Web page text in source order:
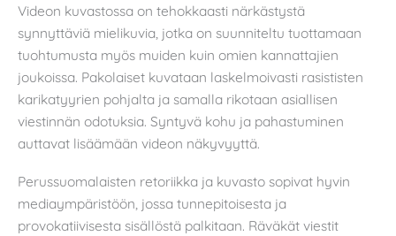
Videon kuvastossa on tehokkaasti närkästystä
synnyttäviä mielikuvia, jotka on suunniteltu tuottamaan
tuohtumusta myös muiden kuin omien kannattajien
joukoissa. Pakolaiset kuvataan laskelmoivasti rasististen
karikatyyrien pohjalta ja samalla rikotaan asiallisen
viestinnän odotuksia. Syntyvä kohu ja pahastuminen
auttavat lisäämään videon näkyvyyttä.
Perussuomalaisten retoriikka ja kuvasto sopivat hyvin
mediaympäristöön, jossa tunnepitoisesta ja
provokatiivisesta sisällöstä palkitaan. Räväkät viestit